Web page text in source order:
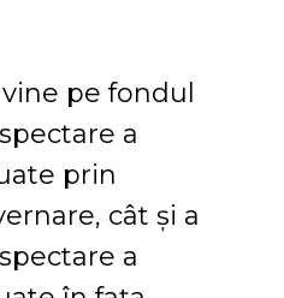
pe fondul
a
prin
cât și a
a